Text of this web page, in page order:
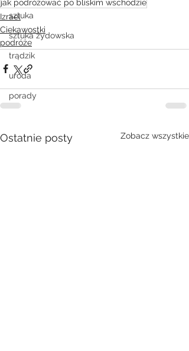
sztuka
sztuka żydowska
trądzik
uroda
porady
jak podróżować po bliskim wschodzie
Izrael
Ciekawostki
podróże
Ostatnie posty Zobacz wszystkie